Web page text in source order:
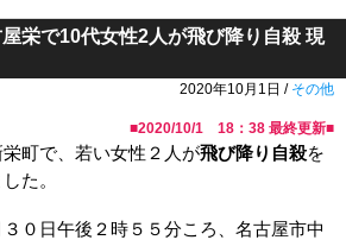
栄で10代女性2人が飛び降り自殺 現
2020年10月1日 / その他
■2020/10/1 18：38 最終更新■
町で、若い女性２人が飛び降り自殺を
た。
０日午後２時５５分ころ、名古屋市中